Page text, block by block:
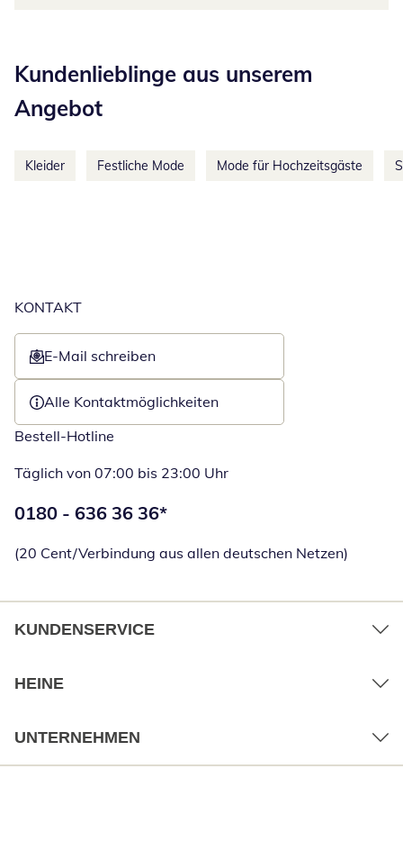
Kundenlieblinge aus unserem
Angebot
Kleider Festliche Mode Mode für Hochzeitsgäste
KONTAKT
E-Mail schreiben
Öffnet E-Mail-Client
Alle Kontaktmöglichkeiten
Bestell-Hotline
Täglich von 07:00 bis 23:00 Uhr
Telefonnummer:
0180 - 636 36 36*
(20 Cent/Verbindung aus allen deutschen Netzen)
KUNDENSERVICE
HEINE
UNTERNEHMEN